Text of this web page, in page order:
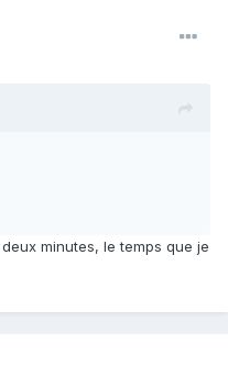
minutes, le temps que je